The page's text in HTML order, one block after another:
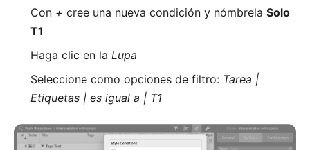
Con + cree una nueva condición y nómbrela Solo
T1
Haga clic en la Lupa
Seleccione como opciones de filtro: Tarea |
Etiquetas | es igual a | T1